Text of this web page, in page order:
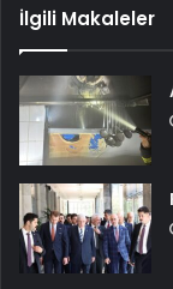
İlgili Makaleler